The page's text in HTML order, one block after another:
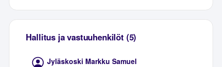
Hallitus ja vastuuhenkilöt (5)
Jyläskoski Markku Samuel